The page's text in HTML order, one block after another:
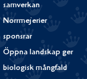
samverkan
Norrmejerier
sponsrar
Öppna landskap ger
biologisk mångfald